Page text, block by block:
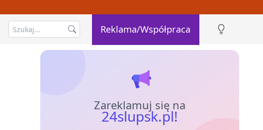
Reklama/Współpraca
Zareklamuj się na
24slupsk.pl!